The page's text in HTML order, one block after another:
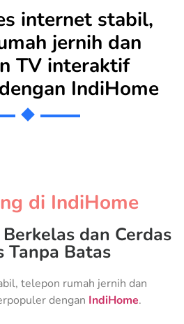
internet stabil,
jernih dan
TV interaktif
IndiHome
di IndiHome
dan Cerdas
Batas
telepon rumah jernih dan
dengan IndiHome.